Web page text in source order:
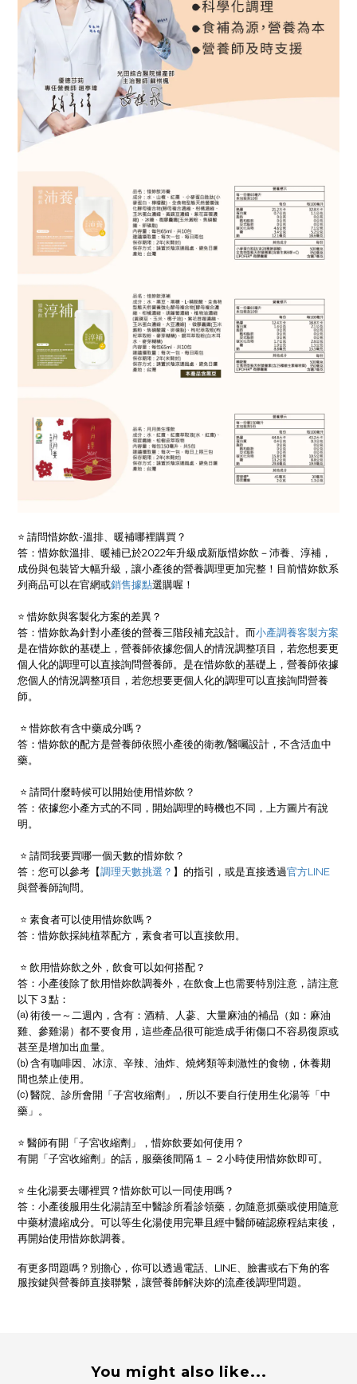
⭐ 請問惜妳飲-溫排、暖補哪裡購買？
答：惜妳飲溫排、暖補已於2022年升級成新版惜妳飲－沛養、淳補，
成份與包裝皆大幅升級，讓小產後的營養調理更加完整！目前惜妳飲系
列商品可以在官網或銷售據點選購喔！
⭐ 惜妳飲與客製化方案的差異？
答：惜妳飲為針對小產後的營養三階段補充設計。而小產調養客製方案
是在惜妳飲的基礎上，營養師依據您個人的情況調整項目，若您想要更
個人化的調理可以直接詢問營養師。是在惜妳飲的基礎上，營養師依據
您個人的情況調整項目，若您想要更個人化的調理可以直接詢問營養
師。
⭐ 惜妳飲有含中藥成分嗎？
答：惜妳飲的配方是營養師依照小產後的衛教/醫囑設計，不含活血中
藥。
⭐ 請問什麼時候可以開始使用惜妳飲？
答：依據您小產方式的不同，開始調理的時機也不同，上方圖片有說
明。
⭐ 請問我要買哪一個天數的惜妳飲？
答：您可以參考【調理天數挑選？ 】的指引，或是直接透過官方LINE
與營養師詢問。
⭐ 素食者可以使用惜妳飲嗎？
答：惜妳飲採純植萃配方，素食者可以直接飲用。
⭐ 飲用惜妳飲之外，飲食可以如何搭配？
答：小產後除了飲用惜妳飲調養外，在飲食上也需要特別注意，請注意
以下３點：
⒜ 術後一～二週內，含有：酒精、人蔘、大量麻油的補品（如：麻油
雞、參雞湯）都不要食用，這些產品很可能造成手術傷口不容易復原或
甚至是增加出血量。
⒝ 含有咖啡因、冰涼、辛辣、油炸、燒烤類等刺激性的食物，休養期
間也禁止使用。
⒞ 醫院、診所會開「子宮收縮劑」，所以不要自行使用生化湯等「中
藥」。
⭐ 醫師有開「子宮收縮劑」，惜妳飲要如何使用？
有開「子宮收縮劑」的話，服藥後間隔１－２小時使用惜妳飲即可。
⭐ 生化湯要去哪裡買？惜妳飲可以一同使用嗎？
答：小產後服用生化湯請至中醫診所看診領藥，勿隨意抓藥或使用隨意
中藥材濃縮成分。可以等生化湯使用完畢且經中醫師確認療程結束後，
再開始使用惜妳飲調養。
有更多問題嗎？別擔心，你可以透過電話、LINE、臉書或右下角的客
服按鍵與營養師直接聯繫，讓營養師解決妳的流產後調理問題。
You might also like...